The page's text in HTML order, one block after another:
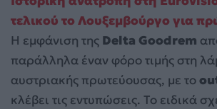
τελικού το Λουξεμβούργο για
Η εμφάνιση της Delta Goodrem
παράλληλα έναν φόρο τιμής στη
αυστριακής πρωτεύουσας, με το
κλέβει τις εντυπώσεις. Το ειδικά